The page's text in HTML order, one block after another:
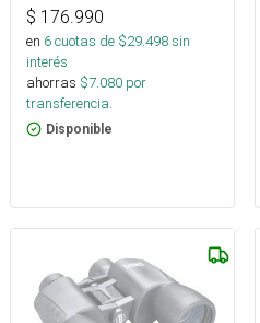
$ 176.990
en 6cuotas de $29.498sin
interés
ahorras $7.080 por
transferencia.
Disponible